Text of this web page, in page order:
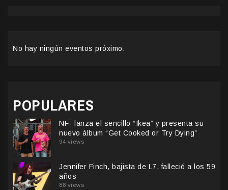
No hay ningún eventos próximo.
POPULARES
NFÏ lanza el sencillo “Ikea” y presenta su
nuevo álbum “Get Cooked or Try Dying”
94 views
Jennifer Finch, bajista de L7, falleció a los 59
años
88 views